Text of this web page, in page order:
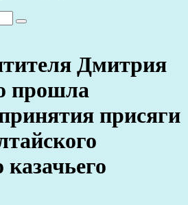
Дмитрия
прошла
присяги
казачьего